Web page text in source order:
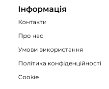
Інформація
Контакти
Про нас
Умови використання
Політика конфіденційності
Cookie